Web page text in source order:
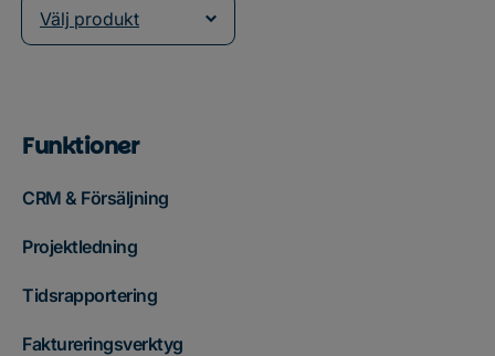
Välj produkt
Funktioner
CRM & Försäljning
Projektledning
Tidsrapportering
Faktureringsverktyg